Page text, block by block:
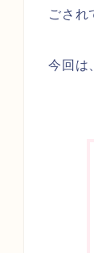
ごされ
今回は